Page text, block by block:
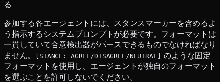
る
参加する各エージェントには、スタンスマーカーを含めるよ
う指示するシステムプロンプトが必要です。フォーマットは
一貫していて合意検出器がパースできるものでなければなり
ません。
[STANCE: AGREE/DISAGREE/NEUTRAL]
のような固定
フォーマットを使用し、エージェントが独自のフォーマット
を選ぶことを許可しないでください。